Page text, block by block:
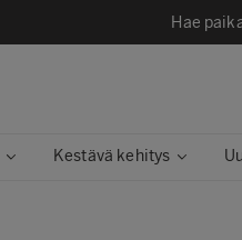
Hae
Kestävä kehitys​